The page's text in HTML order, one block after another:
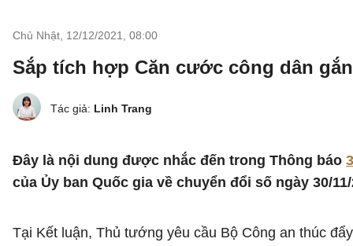
Chủ Nhật, 12/12/2021 08:00
Sắp tích hợp Căn cước công dân
Tác giả: Linh Trang
Đây là nội dung được nhắc đến trong Thông báo
của Ủy ban Quốc gia về chuyển đổi số ngày 30/11/
Tại Kết luận, Thủ tướng yêu cầu Bộ Công an thúc